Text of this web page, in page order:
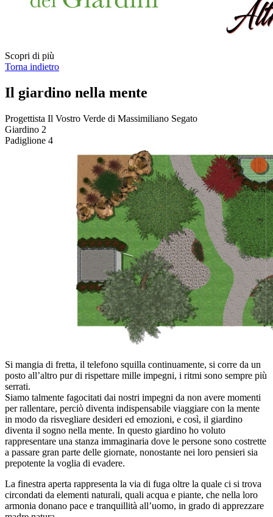
Scopri di più
Torna indietro
Il giardino nella mente
Progettista Il Vostro Verde di Massimiliano Segato
Giardino 2
Padiglione 4
Si mangia di fretta, il telefono squilla continuamente, si corre da un
posto all’altro pur di rispettare mille impegni, i ritmi sono sempre più
serrati.
Siamo talmente fagocitati dai nostri impegni da non avere momenti
per rallentare, perciò diventa indispensabile viaggiare con la mente
in modo da risvegliare desideri ed emozioni, e così, il giardino
diventa il sogno nella mente. In questo giardino ho voluto
rappresentare una stanza immaginaria dove le persone sono costrette
a passare gran parte delle giornate, nonostante nei loro pensieri sia
prepotente la voglia di evadere.
La finestra aperta rappresenta la via di fuga oltre la quale ci si trova
circondati da elementi naturali, quali acqua e piante, che nella loro
armonia donano pace e tranquillità all’uomo, in grado di apprezzare